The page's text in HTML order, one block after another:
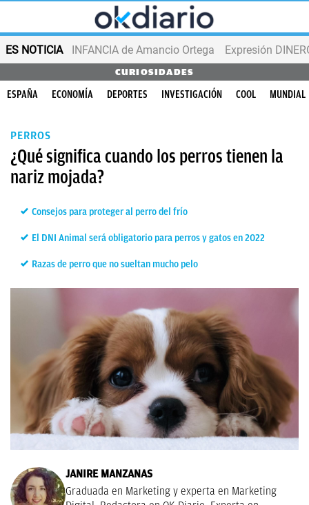
ES NOTICIA INFANCIA de Amancio Ortega Expresión
CURIOSIDADES
ESPAÑA ECONOMÍA DEPORTES INVESTIGACIÓN COOL MUNDIAL
PERROS
¿Qué significa cuando los perros tienen la
nariz mojada?
Consejos para proteger al perro del frío
El DNI Animal será obligatorio para perros y gatos en 2022
Razas de perro que no sueltan mucho pelo
JANIRE MANZANAS
Graduada en Marketing y experta en Marketing